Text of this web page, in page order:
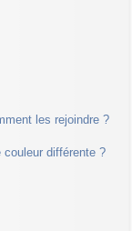
les rejoindre ?
couleur différente ?